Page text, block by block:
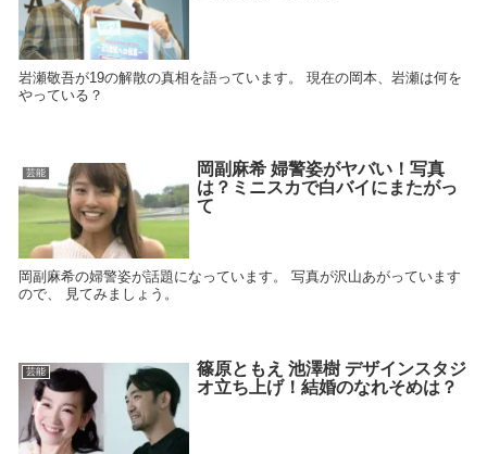
岩瀬敬吾が19の解散の真相を語っています。 現在の岡本、岩瀬は何を
やっている？
芸能
岡副麻希 婦警姿がヤバい！写真
は？ミニスカで白バイにまたがっ
て
岡副麻希の婦警姿が話題になっています。 写真が沢山あがっています
ので、 見てみましょう。
芸能
篠原ともえ 池澤樹 デザインスタジ
オ立ち上げ！結婚のなれそめは？